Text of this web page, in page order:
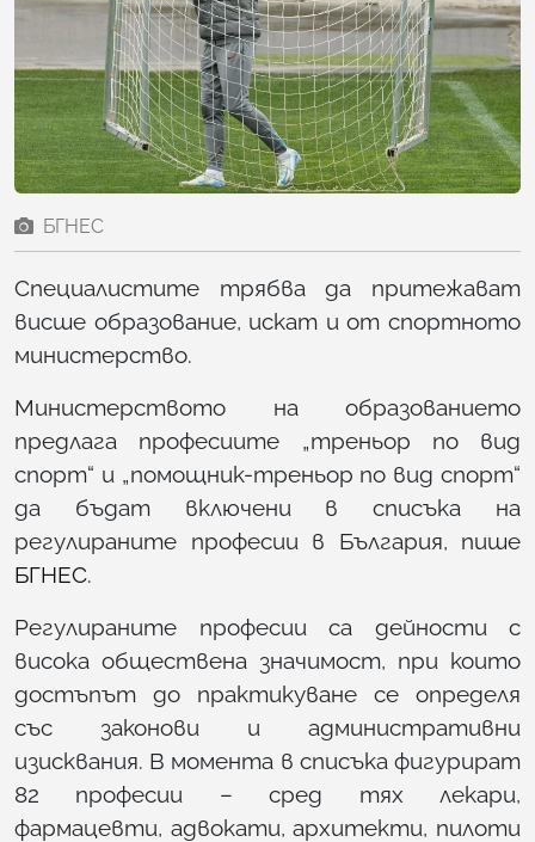
БГНЕС
Специалистите трябва да притежават
висше образование, искат и от спортното
министерство.
Министерството на образованието
предлага професиите „треньор по вид
спорт“ и „помощник-треньор по вид спорт“
да бъдат включени в списъка на
регулираните професии в България, пише
БГНЕС.
Регулираните професии са дейности с
висока обществена значимост, при които
достъпът до практикуване се определя
със законови и административни
изисквания. В момента в списъка фигурират
82 професии – сред тях лекари,
фармацевти, адвокати, архитекти, пилоти